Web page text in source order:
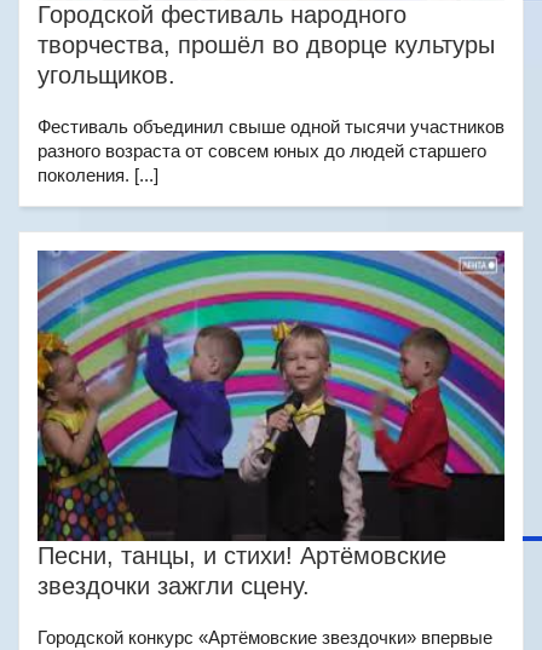
Городской фестиваль народного
творчества, прошёл во дворце культуры
угольщиков.
Фестиваль объединил свыше одной тысячи участников
разного возраста от совсем юных до людей старшего
поколения. [...]
Песни, танцы, и стихи! Артёмовские
звездочки зажгли сцену.
Городской конкурс «Артёмовские звездочки» впервые